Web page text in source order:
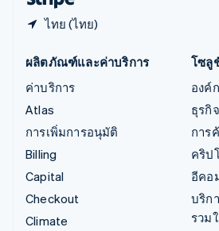
ไทย (ไทย)
ผลิตภัณฑ์และค่าบริการ
ค่าบริการ
Atlas
การเพิ่มการอนุมัติ
Billing
Capital
Checkout
Climate
โซลู
องค์
ธุรกิ
การ
คริป
อีคอ
บริก
รวม